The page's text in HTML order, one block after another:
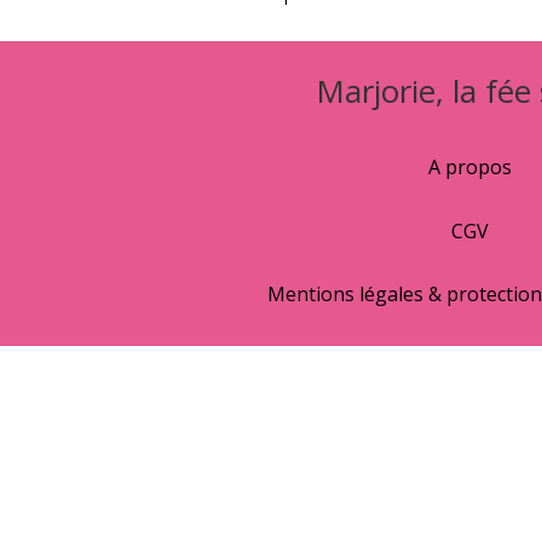
Marjorie, la fée
A propos
CGV
Mentions légales &